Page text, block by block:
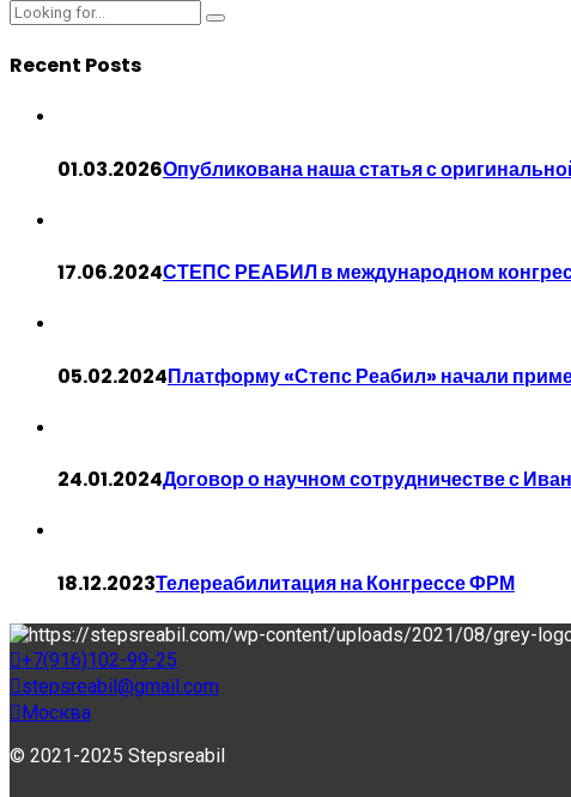
Recent Posts
01.03.2026Опубликована наша статья с
17.06.2024СТЕПС РЕАБИЛ в международном
05.02.2024Платформу «Степс Реабил» начали
24.01.2024Договор о научном сотрудничестве с
18.12.2023Телереабилитация на Конгрессе ФРМ
+7(916)102-99-25
stepsreabil@gmail.com
Москва
© 2021-2025 Stepsreabil